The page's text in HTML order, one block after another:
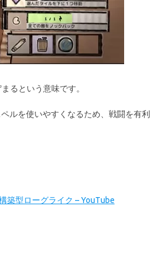
るという意味です。
ルを使いやすくなるため、戦闘を有利
築型ローグライク – YouTube